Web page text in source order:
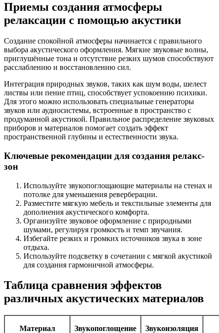
Приемы создания атмосферы
релаксации с помощью акустики
Создание спокойной атмосферы начинается с правильного
выбора акустического оформления. Мягкие звуковые волны,
приглушённые тона и отсутствие резких шумов способствуют
расслаблению и восстановлению сил.
Интеграция природных звуков, таких как шум воды, шелест
листвы или пение птиц, способствует успокоению психики.
Для этого можно использовать специальные генераторы
звуков или аудиосистемы, встроенные в пространство с
продуманной акустикой. Правильное распределение звуковых
приборов и материалов помогает создать эффект
пространственной глубины и естественности звука.
Ключевые рекомендации для создания релакс-
зон
Используйте звукопоглощающие материалы на стенах и
потолке для уменьшения реверберации.
Разместите мягкую мебель и текстильные элементы для
дополнения акустического комфорта.
Организуйте звуковое оформление с природными
шумами, регулируя громкость и темп звучания.
Избегайте резких и громких источников звука в зоне
отдыха.
Используйте подсветку в сочетании с мягкой акустикой
для создания гармоничной атмосферы.
Таблица сравнения эффектов
различных акустических материалов
Материал Звукопоглощение Звукоизоляция